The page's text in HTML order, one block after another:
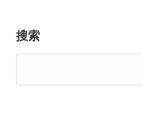
搜索